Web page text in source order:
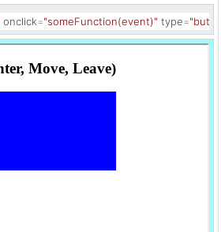
onclick="someFunction(event)" type=